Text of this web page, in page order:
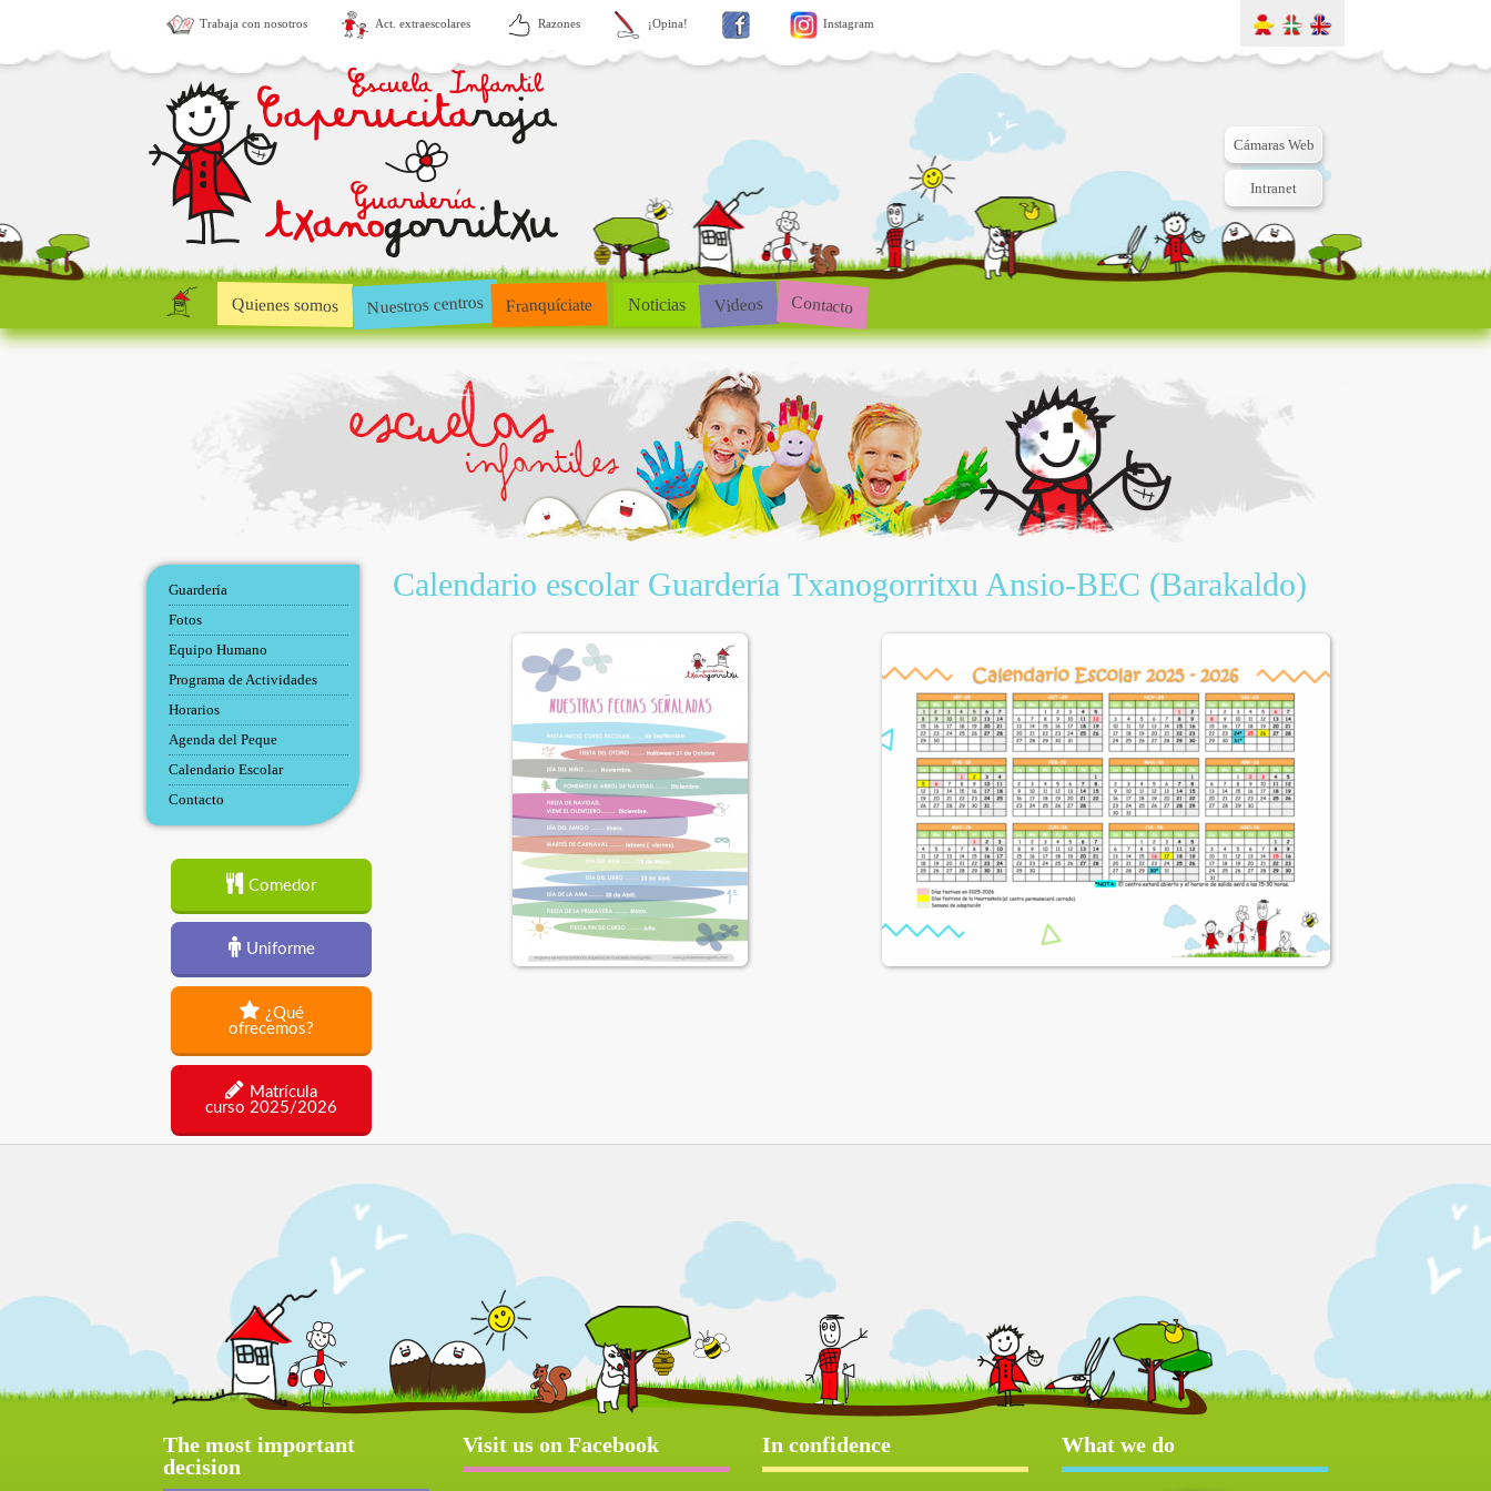
Trabaja con nosotros Act. extraescolares Razones ¡Opina! Instagram
Cámaras Web
Intranet
Quienes somos Nuestros centros Franquíciate Noticias Videos Contacto
Guardería
Fotos
Equipo Humano
Programa de Actividades
Horarios
Agenda del Peque
Calendario Escolar
Contacto
Comedor
Uniforme
¿Qué
ofrecemos?
Matrícula
curso 2025/2026
Calendario escolar Guardería Txanogorritxu Ansio-BEC (Barakaldo)
The most important
decision
Visit us on Facebook In confidence What we do